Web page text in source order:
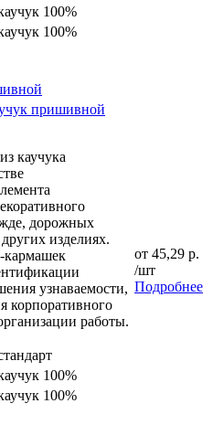
100%
100%
пришивной
каучука
дорожных
изделиях.
узнаваемости,
корпоративного
работы.
100%
100%
от 45,29 р.
/шт
Подробнее